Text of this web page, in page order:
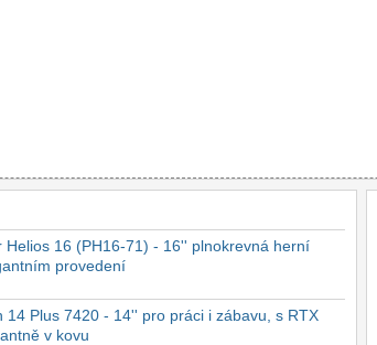
Helios 16 (PH16-71) - 16'' plnokrevná herní
provedení
14 Plus 7420 - 14'' pro práci i zábavu, s RTX
v kovu